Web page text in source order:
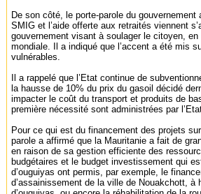
De son côté, le porte-parole du
SMIG et l’aide offerte aux retraités viennent
gouvernement visant à soulager le citoyen,
mondiale. Il a indiqué que l’accent a été mis
vulnérables.
Il a rappelé que l’Etat continue de
la hausse de 10% du prix du gasoil décidé
impacter le coût du transport et produits de
première nécessité sont administrées par
Pour ce qui est du financement des projets
parole a affirmé que la Mauritanie a fait de
en raison de sa gestion efficiente des
budgétaires et le budget investissement qui
d’ouguiyas ont permis, par exemple, le
d’assainissement de la ville de Nouakchott, à